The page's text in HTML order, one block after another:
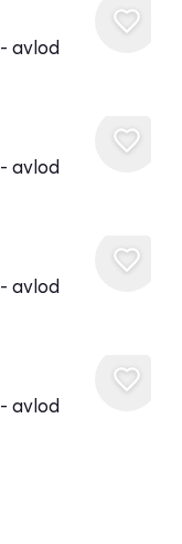
avlod
avlod
avlod
avlod